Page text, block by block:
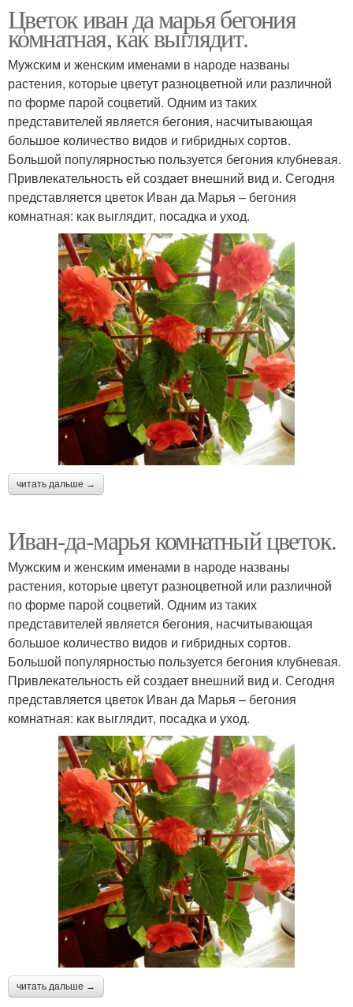
Цветок иван да марья бегония
комнатная, как выглядит.
Мужским и женским именами в народе названы
растения, которые цветут разноцветной или различной
по форме парой соцветий. Одним из таких
представителей является бегония, насчитывающая
большое количество видов и гибридных сортов.
Большой популярностью пользуется бегония клубневая.
Привлекательность ей создает внешний вид и. Сегодня
представляется цветок Иван да Марья – бегония
комнатная: как выглядит, посадка и уход.
читать дальше →
Иван-да-марья комнатный цветок.
Мужским и женским именами в народе названы
растения, которые цветут разноцветной или различной
по форме парой соцветий. Одним из таких
представителей является бегония, насчитывающая
большое количество видов и гибридных сортов.
Большой популярностью пользуется бегония клубневая.
Привлекательность ей создает внешний вид и. Сегодня
представляется цветок Иван да Марья – бегония
комнатная: как выглядит, посадка и уход.
читать дальше →